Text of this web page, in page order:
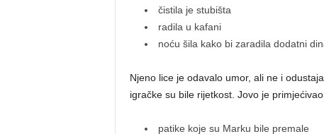
čistila je stubišta
radila u kafani
noću šila kako bi zaradila dodatni
Njeno lice je odavalo umor, ali ne i
igračke su bile rijetkost. Jovo je
patike koje su Marku bile premale